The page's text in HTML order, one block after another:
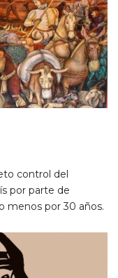
control del
por parte de
menos por 30 años.